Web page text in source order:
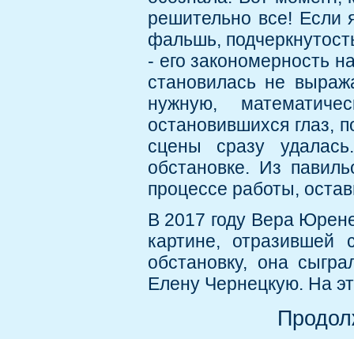
решительно все! Если
фальшь,
- его закономерность
становилась не
нужную,
остановившихся глаз,
сцены сразу
обстановке. Из
процессе работы,
В 2017 году Вера
картине,
обстановку, она
Елену Чернецкую. На